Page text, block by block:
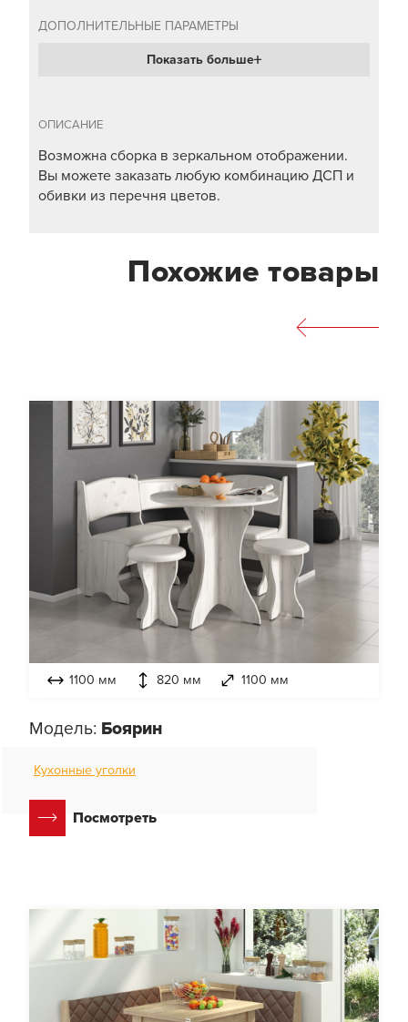
ДОПОЛНИТЕЛЬНЫЕ ПАРАМЕТРЫ
Показать больше
ОПИСАНИЕ
Возможна сборка в зеркальном отображении.
Вы можете заказать любую комбинацию ДСП и
обивки из перечня цветов.
Похожие товары
1100 мм 820 мм 1100 мм
Модель: Боярин
Кухонные уголки
Посмотреть